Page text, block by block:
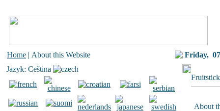
Home | About this Website Friday,
Jazyk: Ceština
About